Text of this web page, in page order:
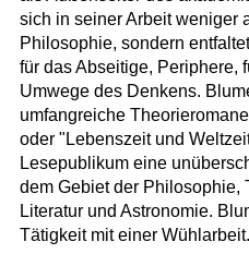
sich in seiner Arbeit weniger
Philosophie, sondern
für das Abseitige, Periphere,
Umwege des Denkens.
umfangreiche
oder "Lebenszeit und
Lesepublikum eine
dem Gebiet der Philosophie,
Literatur und Astronomie.
Tätigkeit mit einer Wühlarbeit.